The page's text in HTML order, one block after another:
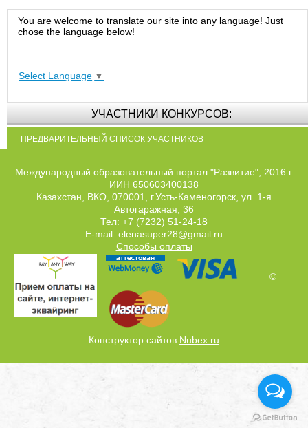
You are welcome to translate our site into any language! Just
chose the language below!
Select Language ▼
УЧАСТНИКИ КОНКУРСОВ:
ПРЕДВАРИТЕЛЬНЫЙ СПИСОК УЧАСТНИКОВ
Международный образовательный портал "Развитие", 2016 г.
ИИН 650603400138
Казахстан, ВКО, 070001, г.Усть-Каменогорск, ул. 1-я
Автогаражная, 36
Тел: +7 (7232) 51-24-18
E-mail: elenasuper28@gmail.ru
Способы оплаты
©
Конструктор сайтов Nubex.ru